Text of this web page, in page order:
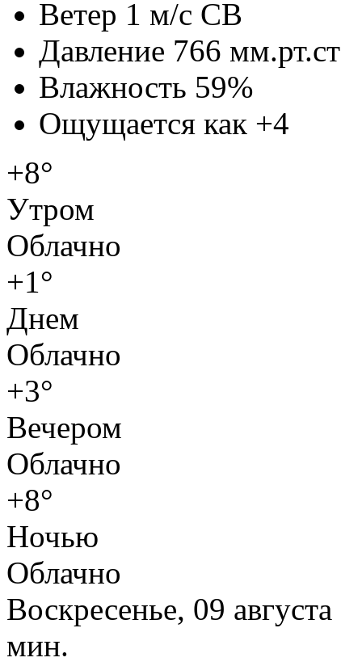
Ветер 1 м/с СВ
Давление 766 мм.рт.ст
Влажность 59%
Ощущается как +4
+8°
Утром
Облачно
+1°
Днем
Облачно
+3°
Вечером
Облачно
+8°
Ночью
Облачно
Воскресенье, 09 августа
мин.